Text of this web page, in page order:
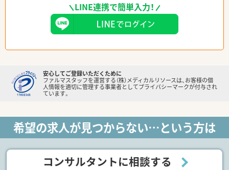
LINE連携で簡単入力！
安心してご登録いただくために
ファルマスタッフを運営する（株）メディカルリソースは、お客様の個
人情報を適切に管理する事業者としてプライバシーマークが付与され
ています。
希望の求人が見つからない…という方は
コンサルタントに相談する